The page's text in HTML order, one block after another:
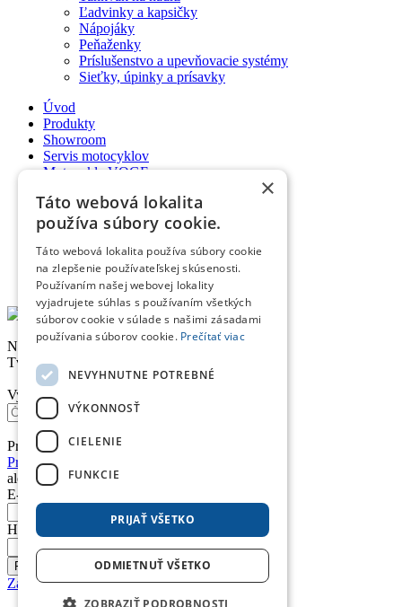
Ľadvinky a kapsičky
Nápojáky
Peňaženky
Príslušenstvo a upevňovacie systémy
Sieťky, úpinky a prísavky
Úvod
Produkty
Showroom
Servis motocyklov
Motocykle VOGE
Poradňa
Kontakt
Doprava a platba
Obchodné podmienky
Reklamačný poriadok
Nákupný košík
Tvoj nákupný košík je prázdny. Nie je to škoda?
Vyhľadávanie
Prihlásenie
Prihlásiť sa účtom Google
alebo
E-mail *
Heslo *
Prihlásiť
Zabudnuté heslo
×
Táto webová lokalita
používa súbory cookie.
Táto webová lokalita používa súbory cookie
na zlepšenie používateľskej skúsenosti.
Používaním našej webovej lokality
vyjadrujete súhlas s používaním všetkých
súborov cookie v súlade s našimi zásadami
používania súborov cookie. Prečítať viac
NEVYHNUTNE POTREBNÉ
VÝKONNOSŤ
CIELENIE
FUNKCIE
PRIJAŤ VŠETKO
ODMIETNUŤ VŠETKO
ZOBRAZIŤ PODROBNOSTI